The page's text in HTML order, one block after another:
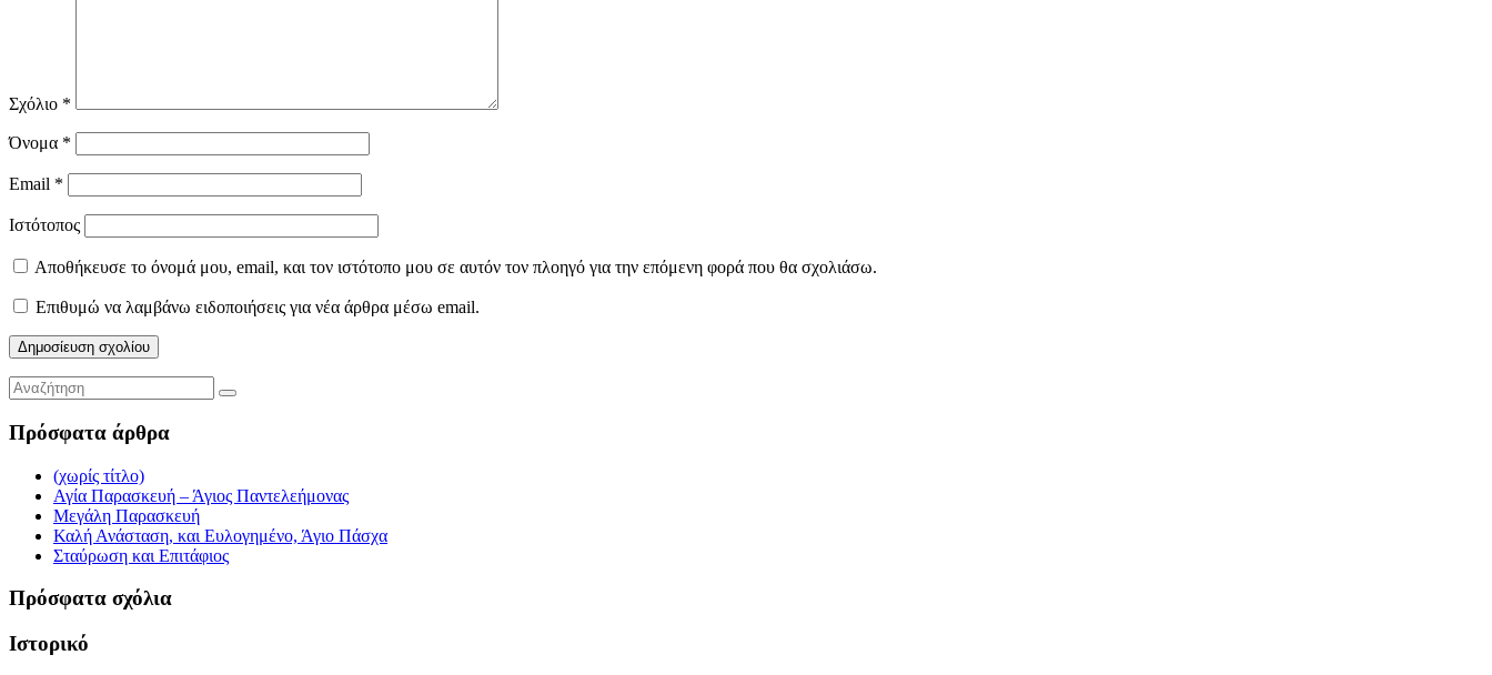
Σχόλιο *
Όνομα *
Email *
Ιστότοπος
Αποθήκευσε το όνομά μου, email, και τον ιστότοπο μου σε αυτόν τον πλοηγό για την επόμενη φορά που θα σχολιάσω.
Επιθυμώ να λαμβάνω ειδοποιήσεις για νέα άρθρα μέσω email.
Πρόσφατα άρθρα
(χωρίς τίτλο)
Αγία Παρασκευή – Άγιος Παντελεήμονας
Μεγάλη Παρασκευή
Καλή Ανάσταση, και Ευλογημένο, Άγιο Πάσχα
Σταύρωση και Επιτάφιος
Πρόσφατα σχόλια
Ιστορικό